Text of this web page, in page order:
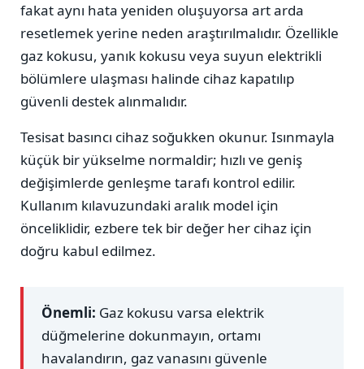
fakat aynı hata yeniden oluşuyorsa art arda
resetlemek yerine neden araştırılmalıdır. Özellikle
gaz kokusu, yanık kokusu veya suyun elektrikli
bölümlere ulaşması halinde cihaz kapatılıp
güvenli destek alınmalıdır.
Tesisat basıncı cihaz soğukken okunur. Isınmayla
küçük bir yükselme normaldir; hızlı ve geniş
değişimlerde genleşme tarafı kontrol edilir.
Kullanım kılavuzundaki aralık model için
önceliklidir, ezbere tek bir değer her cihaz için
doğru kabul edilmez.
Önemli: Gaz kokusu varsa elektrik
düğmelerine dokunmayın, ortamı
havalandırın, gaz vanasını güvenle